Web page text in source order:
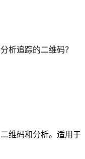
析追踪的二维码？
维码和分析。适用于